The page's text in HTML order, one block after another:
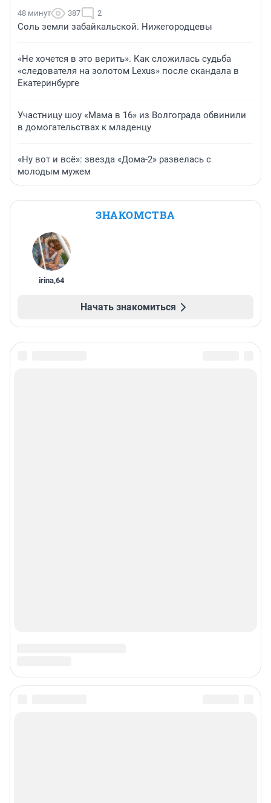
48 минут 387 2
Соль земли забайкальской. Нижегородцевы
«Не хочется в это верить». Как сложилась судьба
«следователя на золотом Lexus» после скандала в
Екатеринбурге
Участницу шоу «Мама в 16» из Волгограда обвинили
в домогательствах к младенцу
«Ну вот и всё»: звезда «Дома-2» развелась с
молодым мужем
ЗНАКОМСТВА
irina,64
Начать знакомиться